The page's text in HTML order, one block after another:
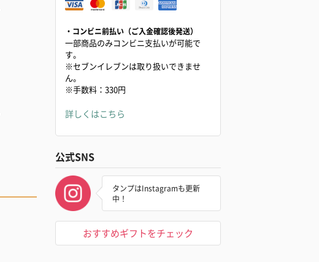
・コンビニ前払い（ご入金確認後発送）
一部商品のみコンビニ支払いが可能で
す。
※セブンイレブンは取り扱いできませ
ん。
※手数料：330円
詳しくはこちら
公式SNS
タンプはInstagramも更新
中！
おすすめギフトをチェック